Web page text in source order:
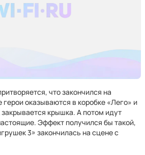
что закончился на
герои оказываются в коробке «Лего» и
крышка. А потом идут
Эффект получился бы такой,
3» закончилась на сцене с